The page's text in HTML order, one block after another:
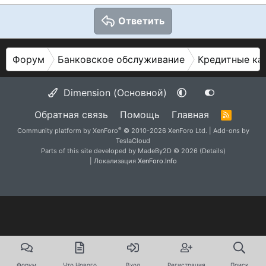
Ответить
Форум Банковское обслуживание Кредитные
Dimension (Основной)
Обратная связь
Помощь Главная
S
Community platform by XenForo® © 2010-2026 XenForo Ltd.
Add-ons by
TeslaCloud
Parts of this site developed by MadeBy2D © 2026 (Details)
| Локализация XenForo.Info